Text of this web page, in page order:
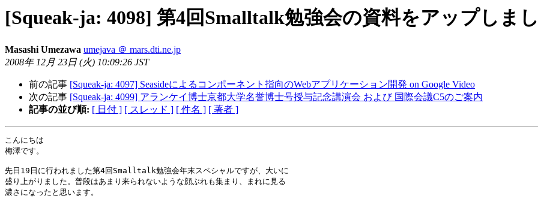
[Squeak-ja: 4098] 第4回Smalltalk勉強会の資料をアップしま
Masashi Umezawa umejava ＠ mars.dti.ne.jp
2008年 12月 23日 (火) 10:09:26 JST
前の記事 [Squeak-ja: 4097] Seasideによるコンポーネント指向のWebアプリケーション開発 on Google Video
次の記事 [Squeak-ja: 4099] アランケイ博士京都大学名誉博士号授与記念講演会 および 国際会議C5のご案内
記事の並び順: [ 日付 ] [ スレッド ] [ 件名 ] [ 著者 ]
こんにちは
梅澤です。
先日19日に行われました第4回Smalltalk勉強会年末スペシャルですが、大いに
盛り上がりました。普段はあまり来られないような顔ぶれも集まり、まれに見る
濃さになったと思います。